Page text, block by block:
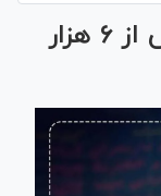
بورس صعودی شد/ رشد بیش از ۶ هزار